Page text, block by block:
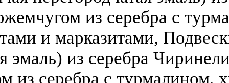
из серебра с
и марказитами,
эмаль) из серебра
из серебра с турмалином,